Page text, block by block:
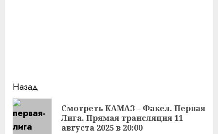
Продолжить
чтение
Назад
Смотреть КАМАЗ – Факел. Первая
Лига. Прямая трансляция 11
августа 2025 в 20:00